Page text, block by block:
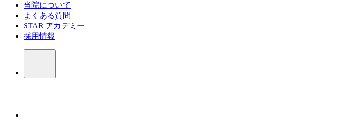
当院について
よくある質問
STAR アカデミー
採用情報